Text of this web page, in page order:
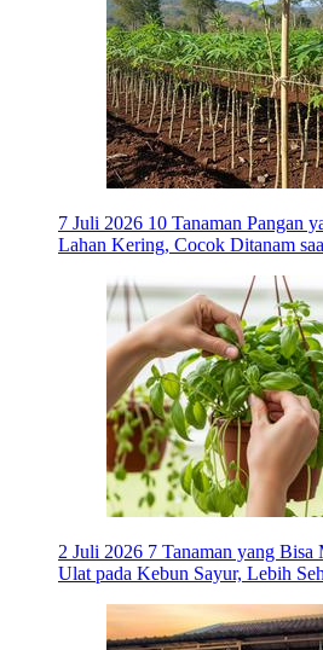
7 Juli 2026 10 Tanaman Pangan
Lahan Kering, Cocok Ditanam
2 Juli 2026 7 Tanaman yang Bisa
Ulat pada Kebun Sayur, Lebih